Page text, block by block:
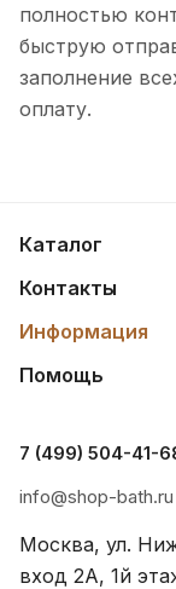
полностью
быструю
заполнение
оплату.
Каталог
Контакты
Информация
Помощь
7 (499) 504-41-
info@shop-bath.ru
Москва, ул.
вход 2A, 1й